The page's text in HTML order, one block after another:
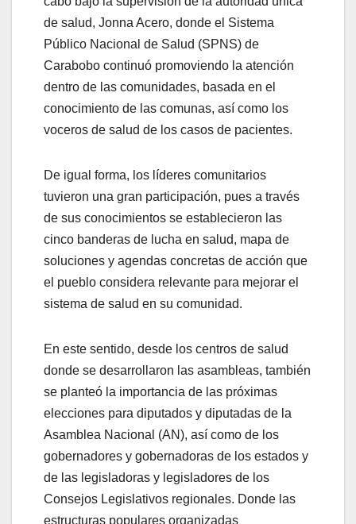
de salud, Jonna Acero, donde el Sistema
Público Nacional de Salud (SPNS) de
Carabobo continuó promoviendo la atención
dentro de las comunidades, basada en el
conocimiento de las comunas, así como los
voceros de salud de los casos de pacientes.
De igual forma, los líderes comunitarios
tuvieron una gran participación, pues a través
de sus conocimientos se establecieron las
cinco banderas de lucha en salud, mapa de
soluciones y agendas concretas de acción que
el pueblo considera relevante para mejorar el
sistema de salud en su comunidad.
En este sentido, desde los centros de salud
donde se desarrollaron las asambleas, también
se planteó la importancia de las próximas
elecciones para diputados y diputadas de la
Asamblea Nacional (AN), así como de los
gobernadores y gobernadoras de los estados y
de las legisladoras y legisladores de los
Consejos Legislativos regionales. Donde las
estructuras populares organizadas